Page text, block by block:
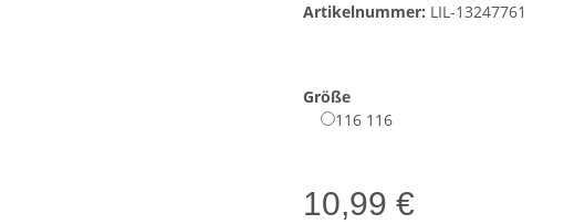
Artikelnummer: LIL-13247761
Größe
116 116
10,99 €